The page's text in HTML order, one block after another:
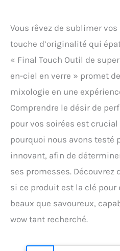
Vous rêvez de sublimer
touche d’originalité qui
« Final Touch Outil de
en-ciel en verre » promet
mixologie en une
Comprendre le désir de
pour vos soirées est crucial
pourquoi nous avons testé
innovant, afin de
ses promesses.
si ce produit est la clé
beaux que savoureux,
wow tant recherché.